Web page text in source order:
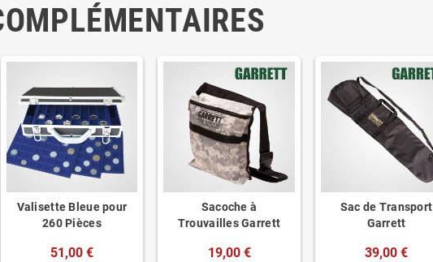
Valisette Bleue pour
260 Pièces
51,00 €
Sacoche à
Trouvailles Garrett
19,00 €
Sac de Transport
Garrett
39,00 €